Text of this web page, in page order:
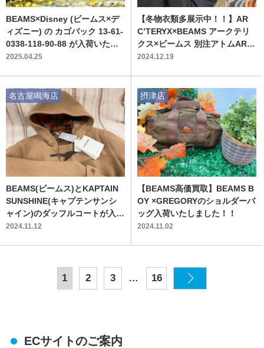
BEAMS×Disney (ビームス×デ
ィズニー) の カゴバック 13-61-
0338-118-90-88 が入荷いたし
ました！！
2025.04.25
【冬物衣類多展示中！！】AR
C’TERYX×BEAMS アークテリ
クス×ビームス 別注アトムARフ
ーディーが買取入荷致しまし
2024.12.19
BEAMS(ビームス)とKAPTAIN
SUNSHINE(キャプテンサンシ
ャイン)のダッフルコートが入荷
しました！
2024.11.12
名古屋鳴海店
【BEAMS高価買取】BEAMS B
OY ×GREGORYのショルダーバ
ッグ入荷いたしました！！
2024.11.02
摂津店
1 2 3 … 16
ECサイトのご案内